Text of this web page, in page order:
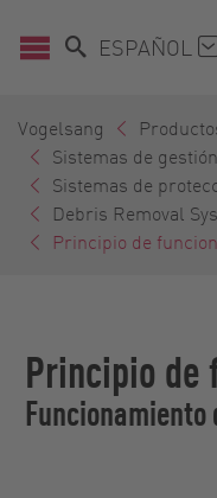
ESPAÑOL
Vogelsang
Sistemas de
Sistemas de
Debris Removal
Principio de
Principio de
Funcionamiento